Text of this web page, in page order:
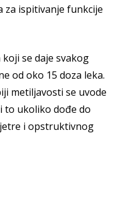
za ispitivanje funkcije
se daje svakog
od oko 15 doza leka.
metiljavosti se uvode
to ukoliko dođe do
i opstruktivnog